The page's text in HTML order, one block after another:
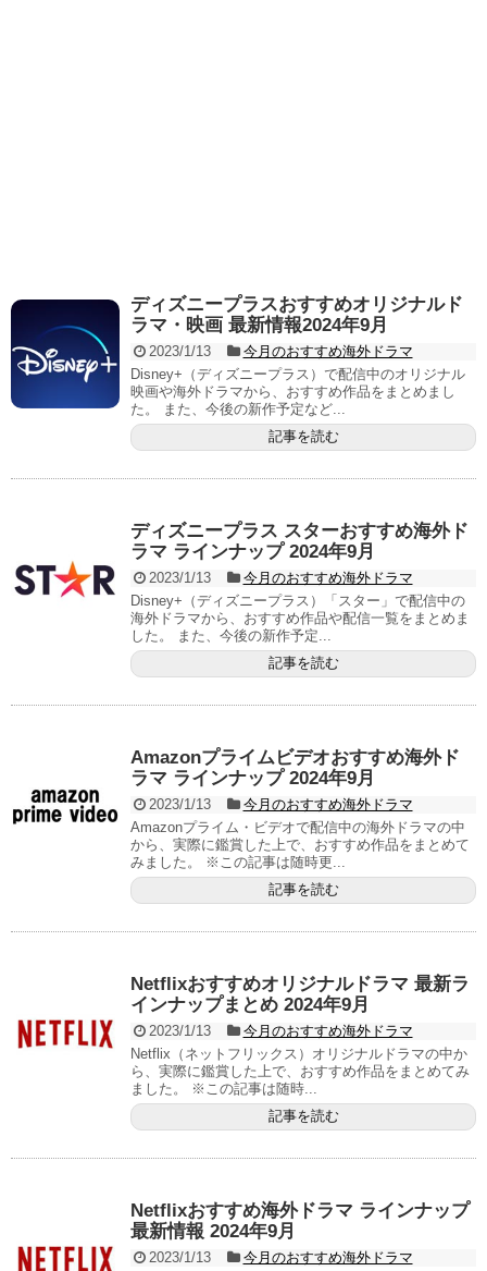
ディズニープラスおすすめオリジナルド
ラマ・映画 最新情報2024年9月
2023/1/13
今月のおすすめ海外ドラマ
Disney+（ディズニープラス）で配信中のオリジナル
映画や海外ドラマから、おすすめ作品をまとめまし
た。 また、今後の新作予定など...
記事を読む
ディズニープラス スターおすすめ海外ド
ラマ ラインナップ 2024年9月
2023/1/13
今月のおすすめ海外ドラマ
Disney+（ディズニープラス）「スター」で配信中の
海外ドラマから、おすすめ作品や配信一覧をまとめま
した。 また、今後の新作予定...
記事を読む
Amazonプライムビデオおすすめ海外ド
ラマ ラインナップ 2024年9月
2023/1/13
今月のおすすめ海外ドラマ
Amazonプライム・ビデオで配信中の海外ドラマの中
から、実際に鑑賞した上で、おすすめ作品をまとめて
みました。 ※この記事は随時更...
記事を読む
Netflixおすすめオリジナルドラマ 最新ラ
インナップまとめ 2024年9月
2023/1/13
今月のおすすめ海外ドラマ
Netflix（ネットフリックス）オリジナルドラマの中か
ら、実際に鑑賞した上で、おすすめ作品をまとめてみ
ました。 ※この記事は随時...
記事を読む
Netflixおすすめ海外ドラマ ラインナップ
最新情報 2024年9月
2023/1/13
今月のおすすめ海外ドラマ